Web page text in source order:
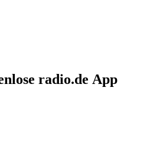
radio.de App